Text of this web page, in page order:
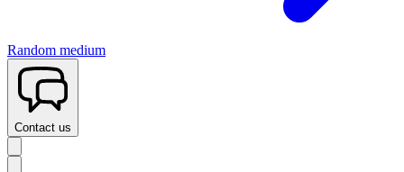
Random medium
Contact us